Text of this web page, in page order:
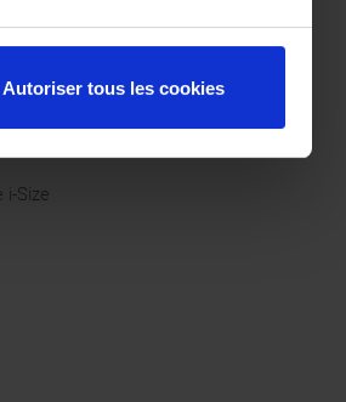
Autoriser tous les cookies
Size